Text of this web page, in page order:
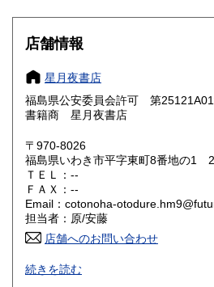
大阪府
奈良県
鳥取県 210円 島
岡山県
山口県
香川県 愛
高知県 210円
佐賀県
店舗情報
星月夜書店
福島県公安委員会許可 第
書籍商 星月夜書店
〒970-8026
福島県いわき市平字東町8番地の1
ＴＥＬ：--
ＦＡＸ：--
Email：cotonoha-
担当者：原/安藤
店舗へのお問い合わせ
【当店について】
・主に外国文学（主にフランス文学
続きを読む